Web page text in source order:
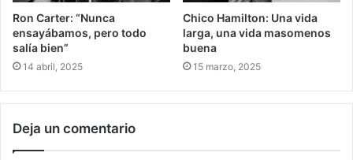
Ron Carter: “Nunca
ensayábamos, pero todo
salía bien”
14 abril, 2025
Chico Hamilton: Una vida
larga, una vida masomenos
buena
15 marzo, 2025
Deja un comentario